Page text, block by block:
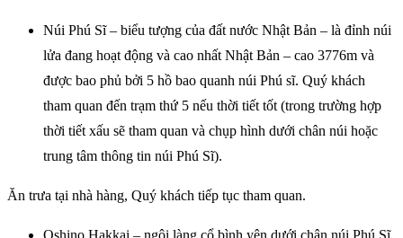
Núi Phú Sĩ – biểu tượng của đất nước Nhật Bản – là đỉnh núi
lửa đang hoạt động và cao nhất Nhật Bản – cao 3776m và
được bao phủ bởi 5 hồ bao quanh núi Phú sĩ. Quý khách
tham quan đến trạm thứ 5 nếu thời tiết tốt (trong trường hợp
thời tiết xấu sẽ tham quan và chụp hình dưới chân núi hoặc
trung tâm thông tin núi Phú Sĩ).
Ăn trưa tại nhà hàng, Quý khách tiếp tục tham quan.